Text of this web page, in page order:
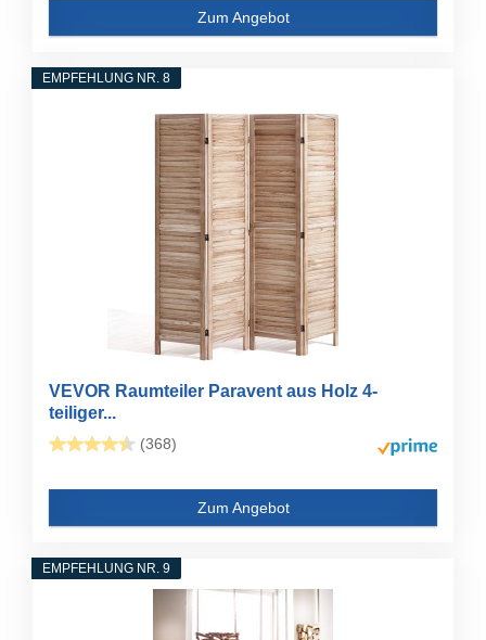
Zum Angebot
EMPFEHLUNG NR. 8
VEVOR Raumteiler Paravent aus Holz 4-
teiliger...
(368)
Zum Angebot
EMPFEHLUNG NR. 9